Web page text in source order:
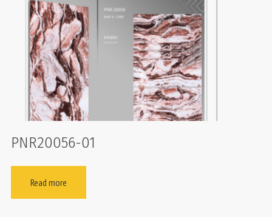
PNR20056-01
Read more